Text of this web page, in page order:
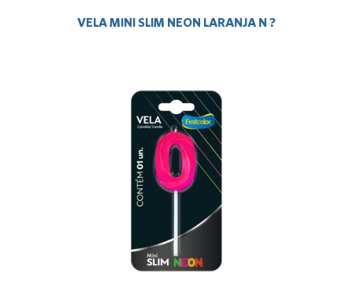
VELA MINI SLIM NEON LARANJA N ?